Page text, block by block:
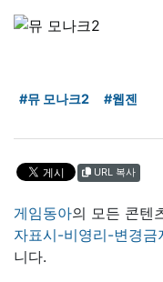
#뮤 모나크2 #웹젠
URL 복사
게임동아의 모든 콘텐
자표시-비영리-변경금
니다.